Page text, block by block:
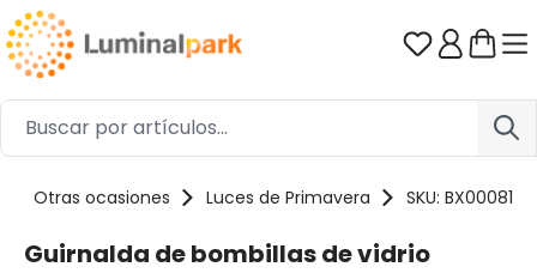
Saltar al contenido principal Tienes 0
Otras ocasiones Luces de Primavera SKU: BX00081
Guirnalda de bombillas de vidrio